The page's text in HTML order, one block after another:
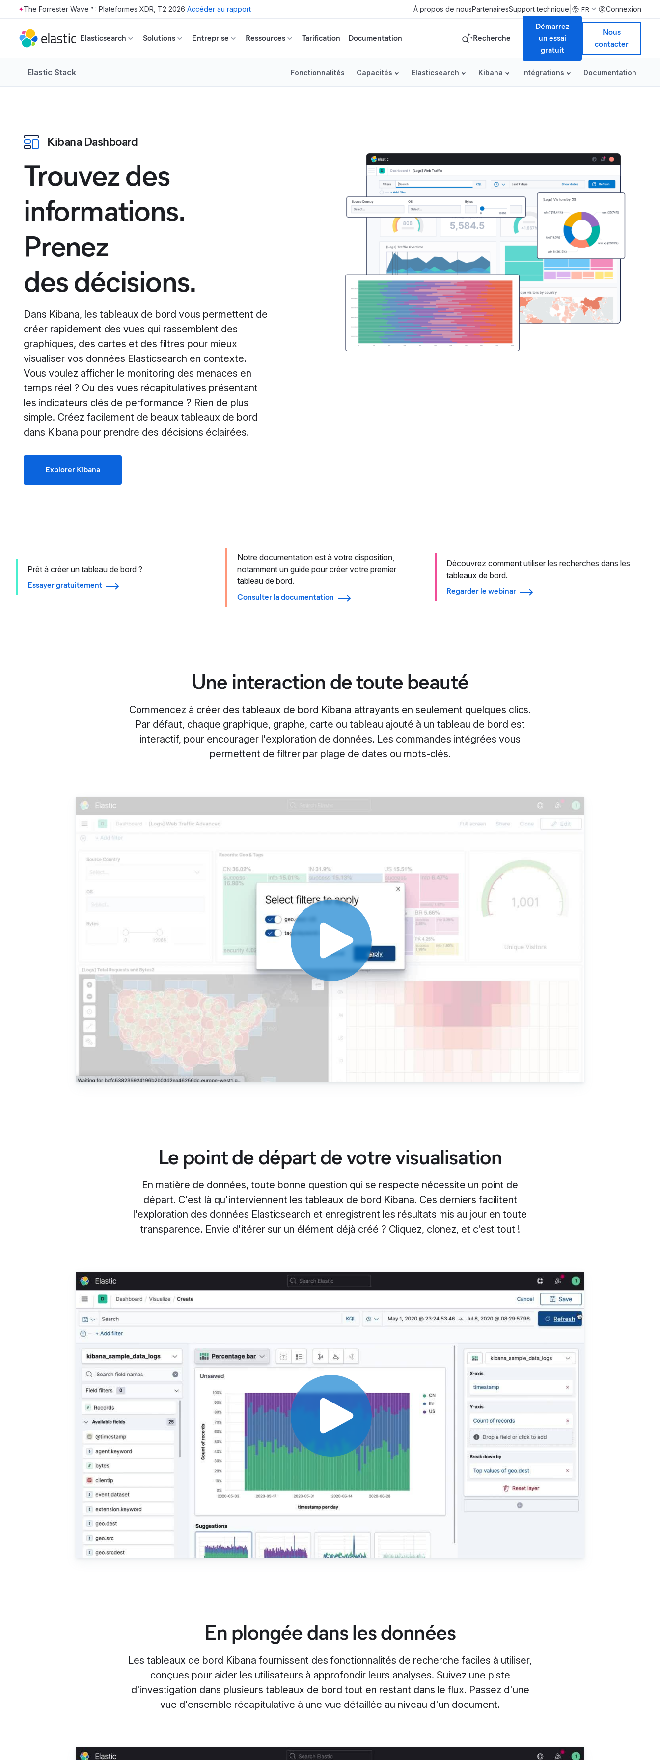
Skip to main content
The Forrester Wave™ : Plateformes XDR, T2 2026 Accéder au rapport À propos de nousPartenairesSupport technique FR Connexion
Elasticsearch Solutions Entreprise Ressources Tarification Documentation Recherche
Démarrez
un essai
gratuit
Nous
contacter
Elastic Stack Fonctionnalités Capacités Elasticsearch Kibana Intégrations Documentation
Kibana Dashboard
Trouvez des
informations.
Prenez
des décisions.
Dans Kibana, les tableaux de bord vous permettent de
créer rapidement des vues qui rassemblent des
graphiques, des cartes et des filtres pour mieux
visualiser vos données Elasticsearch en contexte.
Vous voulez afficher le monitoring des menaces en
temps réel ? Ou des vues récapitulatives présentant
les indicateurs clés de performance ? Rien de plus
simple. Créez facilement de beaux tableaux de bord
dans Kibana pour prendre des décisions éclairées.
Explorer Kibana
Prêt à créer un tableau de bord ?
Essayer gratuitement
Notre documentation est à votre disposition,
notamment un guide pour créer votre premier
tableau de bord.
Consulter la documentation
Découvrez comment utiliser les recherches dans les
tableaux de bord.
Regarder le webinar
Une interaction de toute beauté
Commencez à créer des tableaux de bord Kibana attrayants en seulement quelques clics.
Par défaut, chaque graphique, graphe, carte ou tableau ajouté à un tableau de bord est
interactif, pour encourager l'exploration de données. Les commandes intégrées vous
permettent de filtrer par plage de dates ou mots-clés.
Le point de départ de votre visualisation
En matière de données, toute bonne question qui se respecte nécessite un point de
départ. C'est là qu'interviennent les tableaux de bord Kibana. Ces derniers facilitent
l'exploration des données Elasticsearch et enregistrent les résultats mis au jour en toute
transparence. Envie d'itérer sur un élément déjà créé ? Cliquez, clonez, et c'est tout !
En plongée dans les données
Les tableaux de bord Kibana fournissent des fonctionnalités de recherche faciles à utiliser,
conçues pour aider les utilisateurs à approfondir leurs analyses. Suivez une piste
d'investigation dans plusieurs tableaux de bord tout en restant dans le flux. Passez d'une
vue d'ensemble récapitulative à une vue détaillée au niveau d'un document.